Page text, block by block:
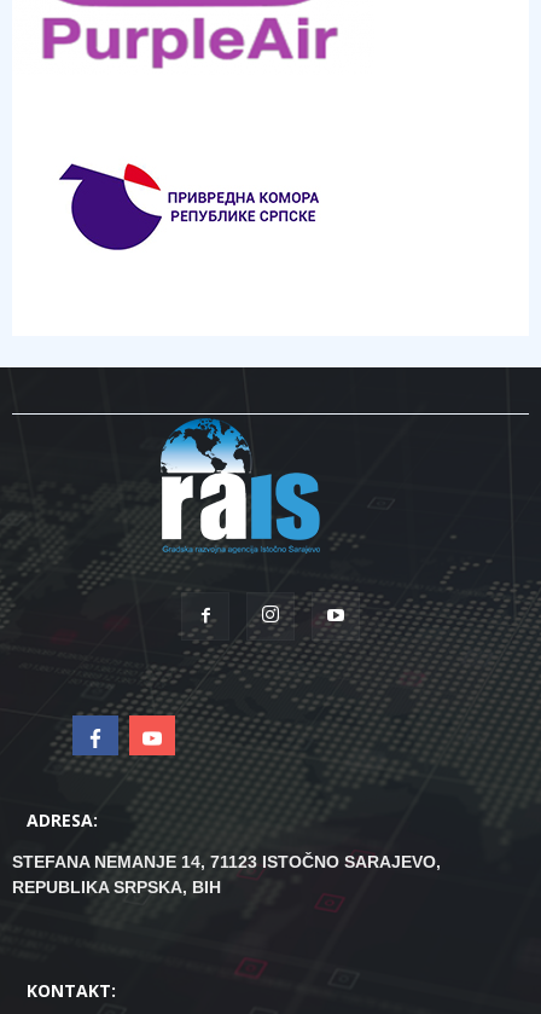
ADRESA:
STEFANA NEMANJE 14, 71123 ISTOČNO SARAJEVO,
REPUBLIKA SRPSKA, BIH
KONTAKT: